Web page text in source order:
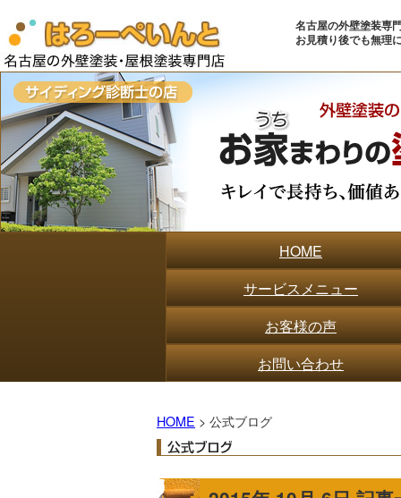
名古屋の外壁塗装専
お見積り後でも無理
HOME
サービスメニュー
お客様の声
お問い合わせ
HOME > 公式ブログ